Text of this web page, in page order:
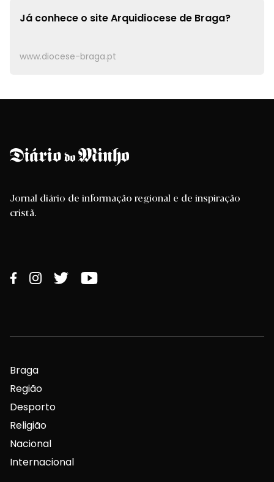
Já conhece o siteArquidiocese de Braga?
www.diocese-braga.pt
Jornal diário de informação regional e de inspiração
cristã.
Braga
Região
Desporto
Religião
Nacional
Internacional